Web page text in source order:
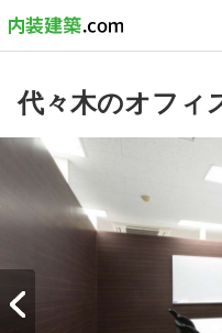
代々木のオフィ